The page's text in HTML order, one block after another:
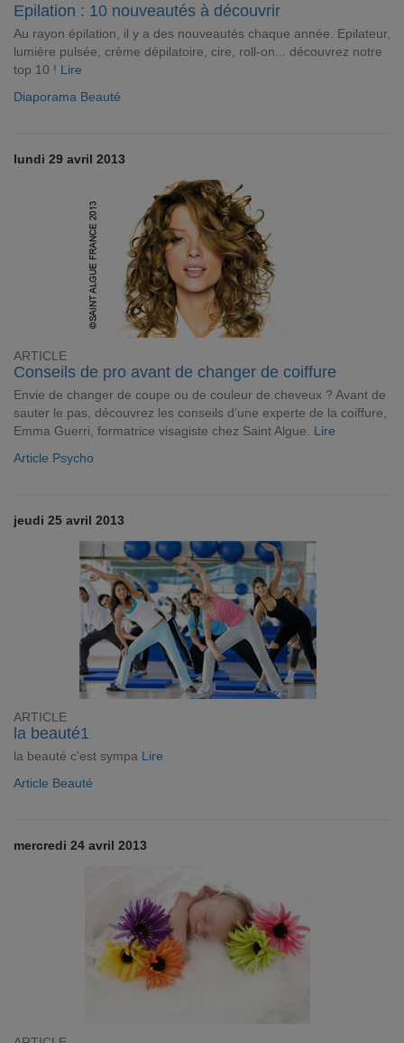
Epilation : 10 nouveautés à découvrir
Au rayon épilation, il y a des nouveautés chaque année. Epilateur,
lumière pulsée, crème dépilatoire, cire, roll-on... découvrez notre
top 10 ! Lire
Diaporama Beauté
lundi 29 avril 2013
ARTICLE
Conseils de pro avant de changer de coiffure
Envie de changer de coupe ou de couleur de cheveux ? Avant de
sauter le pas, découvrez les conseils d’une experte de la coiffure,
Emma Guerri, formatrice visagiste chez Saint Algue. Lire
Article Psycho
jeudi 25 avril 2013
ARTICLE
la beauté1
la beauté c'est sympa Lire
Article Beauté
mercredi 24 avril 2013